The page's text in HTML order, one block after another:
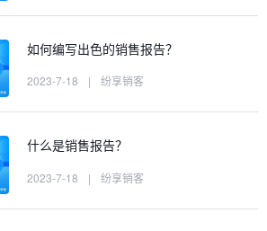
如何编写出色的销售报告？
2023-7-18 | 纷享销客
什么是销售报告？
2023-7-18 | 纷享销客